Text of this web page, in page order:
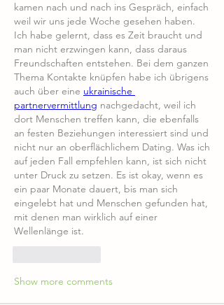
kamen nach und nach ins Gespräch, einfach
weil wir uns jede Woche gesehen haben.
Ich habe gelernt, dass es Zeit braucht und
man nicht erzwingen kann, dass daraus
Freundschaften entstehen. Bei dem ganzen
Thema Kontakte knüpfen habe ich übrigens
auch über eine ukrainische
partnervermittlung nachgedacht, weil ich
dort Menschen treffen kann, die ebenfalls
an festen Beziehungen interessiert sind und
nicht nur an oberflächlichem Dating. Was ich
auf jeden Fall empfehlen kann, ist sich nicht
unter Druck zu setzen. Es ist okay, wenn es
ein paar Monate dauert, bis man sich
eingelebt hat und Menschen gefunden hat,
mit denen man wirklich auf einer
Wellenlänge ist.
Show more comments